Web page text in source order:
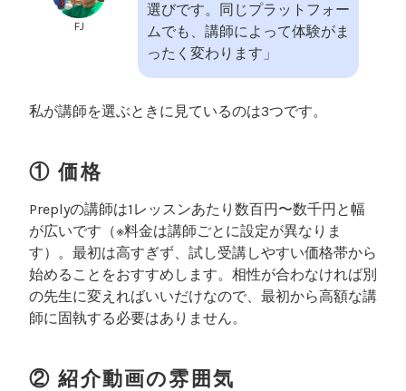
FJ
選びです。同じプラットフォー
ムでも、講師によって体験がま
ったく変わります」
私が講師を選ぶときに見ているのは3つです。
① 価格
Preplyの講師は1レッスンあたり数百円〜数千円と幅
が広いです（※料金は講師ごとに設定が異なりま
す）。最初は高すぎず、試し受講しやすい価格帯から
始めることをおすすめします。相性が合わなければ別
の先生に変えればいいだけなので、最初から高額な講
師に固執する必要はありません。
② 紹介動画の雰囲気